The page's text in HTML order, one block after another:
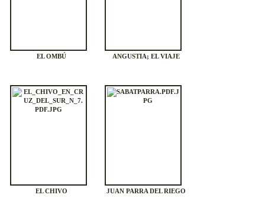
EL OMBÚ ANGUSTIA; EL VIAJE
EL CHIVO JUAN PARRA DEL RIEGO